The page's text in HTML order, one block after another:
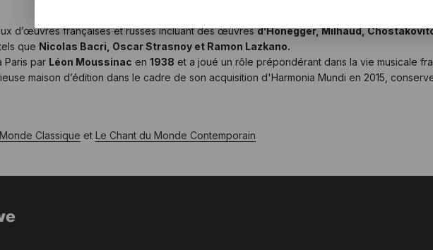
d’œuvres françaises et russes incluant des œuvresd’Honegger, Milhaud,
que Nicolas Bacri, Oscar Strasnoy et Ramon Lazkano.
Paris par Léon Moussinac en 1938 et a joué un rôle prépondérant dans la vie musicale
maison d’édition dans le cadre de son acquisition d'Harmonia Mundi en 2015,
Classique et Le Chant du Monde Contemporain